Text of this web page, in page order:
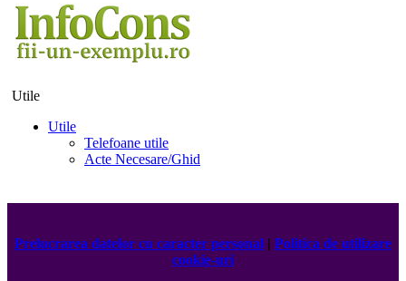
Utile
Utile
Telefoane utile
Acte Necesare/Ghid
Prelucrarea datelor cu caracter personal | Politica de utilizare
cookie-uri